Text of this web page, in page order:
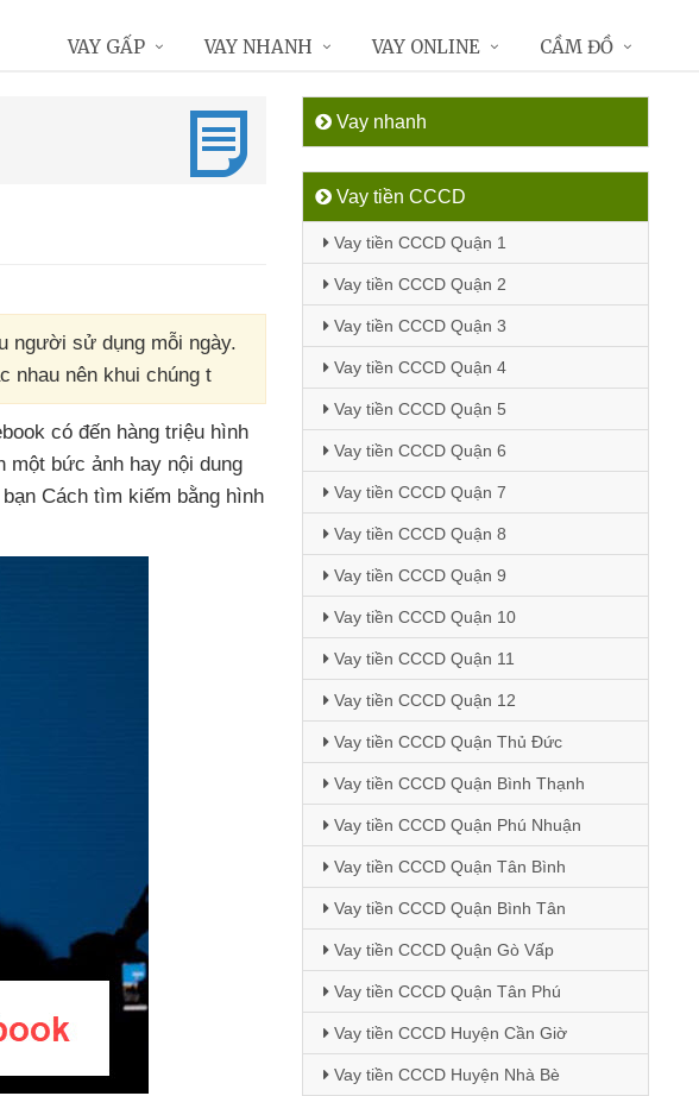
người sử dụng mỗi ngày.
nhau nên khui chúng t
có đến hàng triệu hình
một bức ảnh hay nội dung
Cách tìm kiếm bằng hình
Vay nhanh
Vay tiền CCCD
Vay tiền CCCD Quận 1
Vay tiền CCCD Quận 2
Vay tiền CCCD Quận 3
Vay tiền CCCD Quận 4
Vay tiền CCCD Quận 5
Vay tiền CCCD Quận 6
Vay tiền CCCD Quận 7
Vay tiền CCCD Quận 8
Vay tiền CCCD Quận 9
Vay tiền CCCD Quận 10
Vay tiền CCCD Quận 11
Vay tiền CCCD Quận 12
Vay tiền CCCD Quận Thủ Đức
Vay tiền CCCD Quận Bình Thạnh
Vay tiền CCCD Quận Phú Nhuận
Vay tiền CCCD Quận Tân Bình
Vay tiền CCCD Quận Bình Tân
Vay tiền CCCD Quận Gò Vấp
Vay tiền CCCD Quận Tân Phú
Vay tiền CCCD Huyện Cần Giờ
Vay tiền CCCD Huyện Nhà Bè
VAY GẤP VAY NHANH VAY ONLINE CẦM ĐỒ